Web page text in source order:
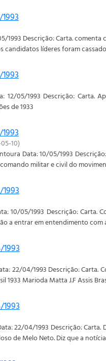
1993 Descrição: Carta.
candidatos líderes foram
12/05/1993 Descrição: Carta.
de 1933
10)
Data: 10/05/1993
militar e civil do
10/05/1993 Descrição: Carta.
a entrar em entendimento com
22/04/1993 Descrição:
1933 Marioda Matta J.F Assis
22/04/1993 Descrição:
de Melo Neto. Diz que a